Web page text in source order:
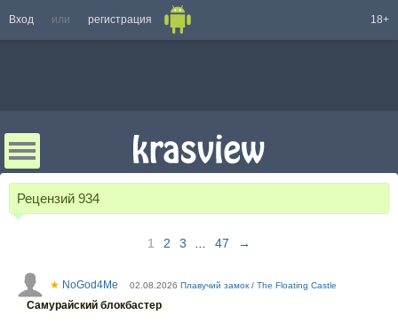
Вход или регистрация 18+
Рецензий 934
1 2 3 47 →
★ NoGod4Me 02.08.2026 Плавучий замок / The Floating Castle
Самурайский блокбастер